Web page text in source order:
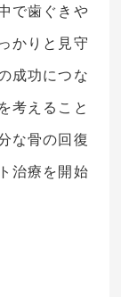
で歯ぐきや
かりと見守
成功につな
考えること
な骨の回復
治療を開始